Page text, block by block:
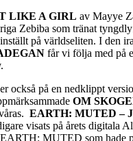
LIKE A GIRL av Mayye
Zebiba som tränat
på världseliten. I den
får vi följa med på
också på en nedklippt
OM
EARTH: MUTED –
visats på årets digitala
MUTED som hade